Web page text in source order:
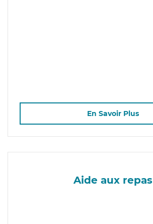
En Savoir Plus
Aide aux repas